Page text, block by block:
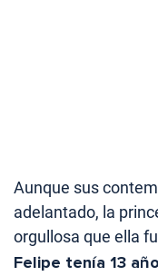
Aunque sus
adelantado, la
orgullosa que ella
Felipe tenía 13